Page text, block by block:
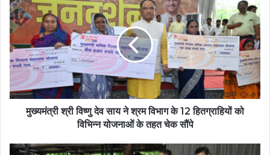
मुख्यमंत्री श्री विष्णु देव साय ने श्रम विभाग के 12 हितग्राहियों को
विभिन्न योजनाओं के तहत चेक सौंपे